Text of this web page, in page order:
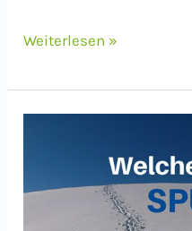
Schreib-
Was
Weiterlesen »